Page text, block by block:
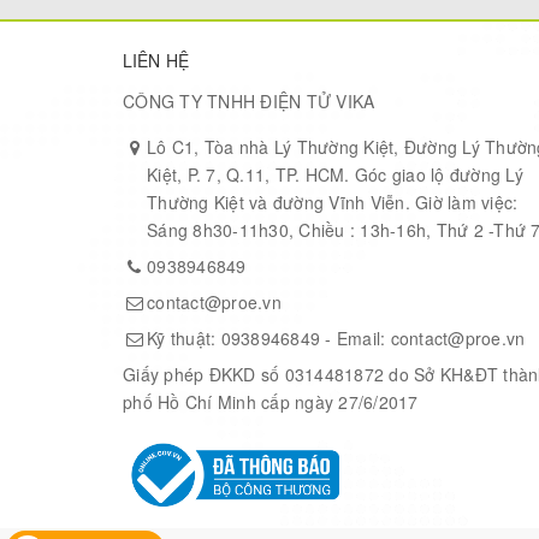
Compatibility
Interfaces On-board
Power Flexible power
Components
1 x RGB LED
2 x push buttons
LIÊN HỆ
CÔNG TY TNHH ĐIỆN TỬ VIKA
Lô C1, Tòa nhà Lý Thường Kiệt, Đường Lý
Kiệt, P. 7, Q.11, TP. HCM. Góc giao lộ đường Lý
Thường Kiệt và đường Vĩnh Viễn. Giờ làm việc:
Sáng 8h30-11h30, Chiều : 13h-16h, Thứ 2 -Thứ 7
0938946849
contact@proe.vn
Kỹ thuật: 0938946849 - Email: contact@proe.vn
Giấy phép ĐKKD số 0314481872 do Sở KH&ĐT
phố Hồ Chí Minh cấp ngày 27/6/2017